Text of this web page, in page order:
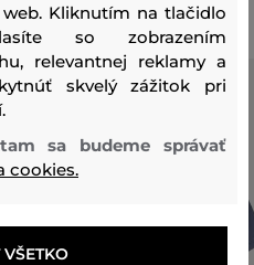
Kliknutím na tlačidlo
so zobrazením
relevantnej reklamy a
skvelý zážitok pri
sa budeme správať
cookies.
VŠETKO